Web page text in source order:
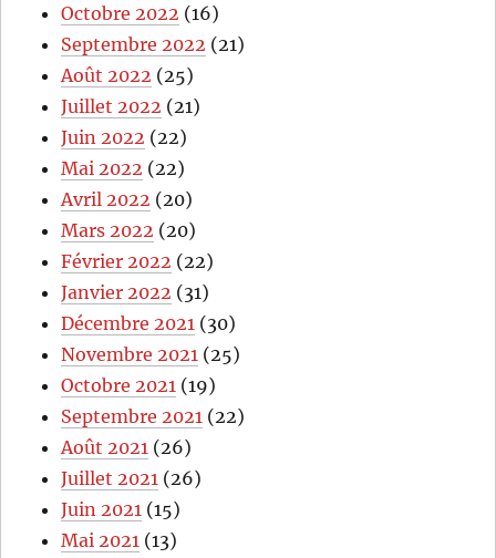
Octobre 2022 (16)
Septembre 2022 (21)
Août 2022 (25)
Juillet 2022 (21)
Juin 2022 (22)
Mai 2022 (22)
Avril 2022 (20)
Mars 2022 (20)
Février 2022 (22)
Janvier 2022 (31)
Décembre 2021 (30)
Novembre 2021 (25)
Octobre 2021 (19)
Septembre 2021 (22)
Août 2021 (26)
Juillet 2021 (26)
Juin 2021 (15)
Mai 2021 (13)